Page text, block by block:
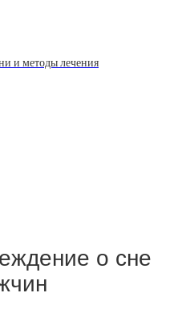
и методы лечения
о сне